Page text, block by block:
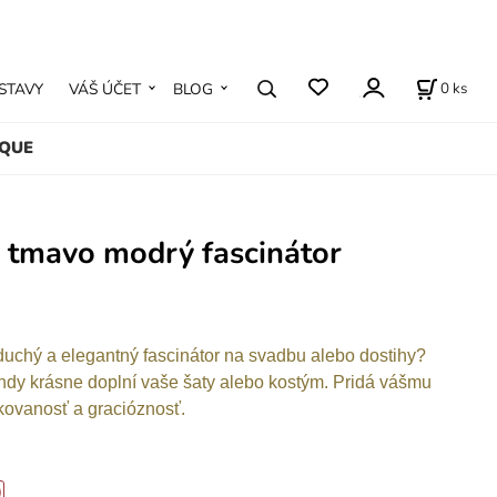
VÁŠ ÚČET BLOG 0 ks
modrý fascinátor
a elegantný fascinátor na svadbu alebo dostihy?
krásne doplní vaše šaty alebo kostým. Pridá vášmu
a gracióznosť.